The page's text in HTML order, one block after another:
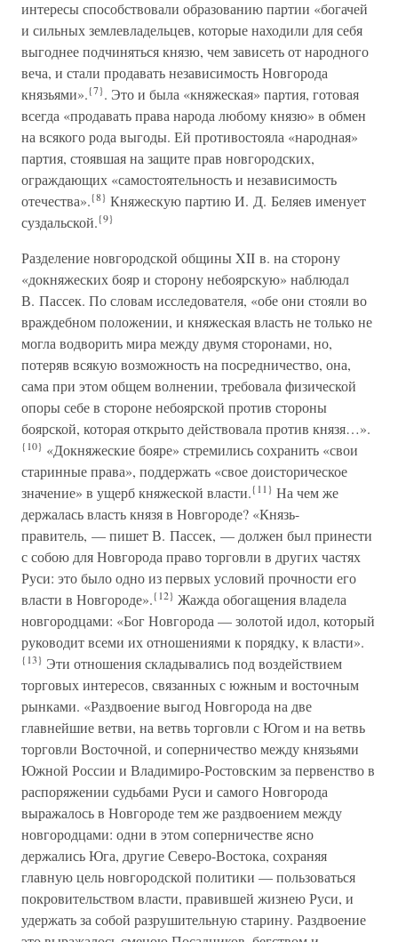
интересы способствовали образованию партии «богачей
и сильных землевладельцев, которые находили для себя
выгоднее подчиняться князю, чем зависеть от народного
веча, и стали продавать независимость Новгорода
князьями».{7}. Это и была «княжеская» партия, готовая
всегда «продавать права народа любому князю» в обмен
на всякого рода выгоды. Ей противостояла «народная»
партия, стоявшая на защите прав новгородских,
ограждающих «самостоятельность и независимость
отечества».{8} Княжескую партию И. Д. Беляев именует
суздальской.{9}
Разделение новгородской общины XII в. на сторону
«докняжеских бояр и сторону небоярскую» наблюдал
В. Пассек. По словам исследователя, «обе они стояли во
враждебном положении, и княжеская власть не только не
могла водворить мира между двумя сторонами, но,
потеряв всякую возможность на посредничество, она,
сама при этом общем волнении, требовала физической
опоры себе в стороне небоярской против стороны
боярской, которая открыто действовала против князя…».
{10} «Докняжеские бояре» стремились сохранить «свои
старинные права», поддержать «свое доисторическое
значение» в ущерб княжеской власти.{11} На чем же
держалась власть князя в Новгороде? «Князь-
правитель, — пишет В. Пассек, — должен был принести
с собою для Новгорода право торговли в других частях
Руси: это было одно из первых условий прочности его
власти в Новгороде».{12} Жажда обогащения владела
новгородцами: «Бог Новгорода — золотой идол, который
руководит всеми их отношениями к порядку, к власти».
{13} Эти отношения складывались под воздействием
торговых интересов, связанных с южным и восточным
рынками. «Раздвоение выгод Новгорода на две
главнейшие ветви, на ветвь торговли с Югом и на ветвь
торговли Восточной, и соперничество между князьями
Южной России и Владимиро-Ростовским за первенство в
распоряжении судьбами Руси и самого Новгорода
выражалось в Новгороде тем же раздвоением между
новгородцами: одни в этом соперничестве ясно
держались Юга, другие Северо-Востока, сохраняя
главную цель новгородской политики — пользоваться
покровительством власти, правившей жизнею Руси, и
удержать за собой разрушительную старину. Раздвоение